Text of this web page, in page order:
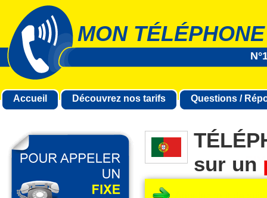
MON
Accueil Découvrez nos tarifs Questions /
sur un